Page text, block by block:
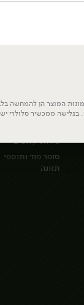
המוצר הן להמחשה
בגלישה ממכשיר סלולרי
פירות
פירות קלופים
סופר פוד ותוספי
תזונה